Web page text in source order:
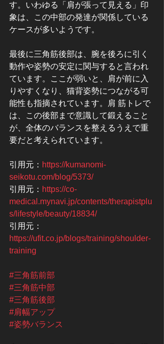
す。いわゆる「肩が張って見える」印
象は、この中部の発達が関係している
ケースが多いようです。
最後に三角筋後部は、腕を後ろに引く
動作や姿勢の安定に関与すると言われ
ています。ここが弱いと、肩が前に入
りやすくなり、猫背姿勢につながる可
能性も指摘されています。肩 筋トレで
は、この後部まで意識して鍛えること
が、全体のバランスを整えるうえで重
要だと考えられています。
引用元： https://kumanomi-
seikotu.com/blog/5373/
引用元： https://co-
medical.mynavi.jp/contents/therapistplu
s/lifestyle/beauty/18834/
引用元：
https://ufit.co.jp/blogs/training/shoulder-
training
#三角筋前部
#三角筋中部
#三角筋後部
#肩幅アップ
#姿勢バランス